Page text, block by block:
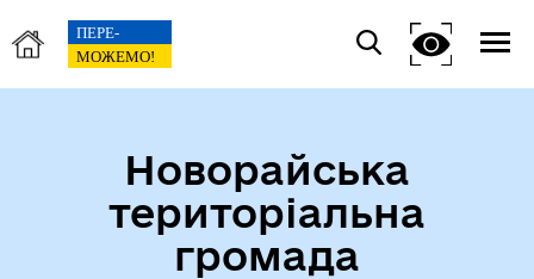
Новорайська
територіальна
громада